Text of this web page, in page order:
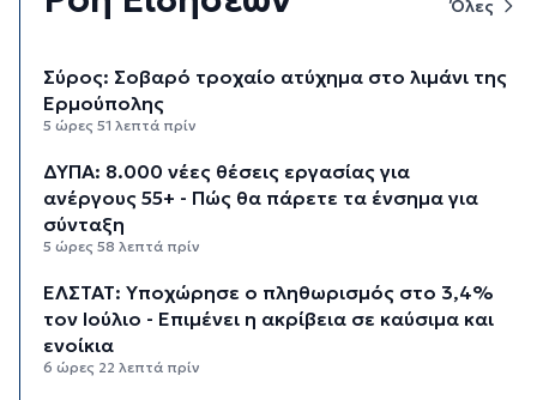
Όλες
Σύρος: Σοβαρό τροχαίο ατύχημα στο λιμάνι της
Ερμούπολης
5 ώρες 51 λεπτά πρίν
ΔΥΠΑ: 8.000 νέες θέσεις εργασίας για
ανέργους 55+ - Πώς θα πάρετε τα ένσημα για
σύνταξη
5 ώρες 58 λεπτά πρίν
ΕΛΣΤΑΤ: Υποχώρησε ο πληθωρισμός στο 3,4%
τον Ιούλιο - Επιμένει η ακρίβεια σε καύσιμα και
ενοίκια
6 ώρες 22 λεπτά πρίν